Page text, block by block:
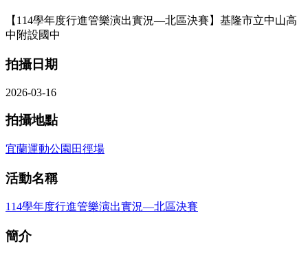
【114學年度行進管樂演出實況—北區決賽】基隆市立中山高
中附設國中
拍攝日期
2026-03-16
拍攝地點
宜蘭運動公園田徑場
活動名稱
114學年度行進管樂演出實況—北區決賽
簡介